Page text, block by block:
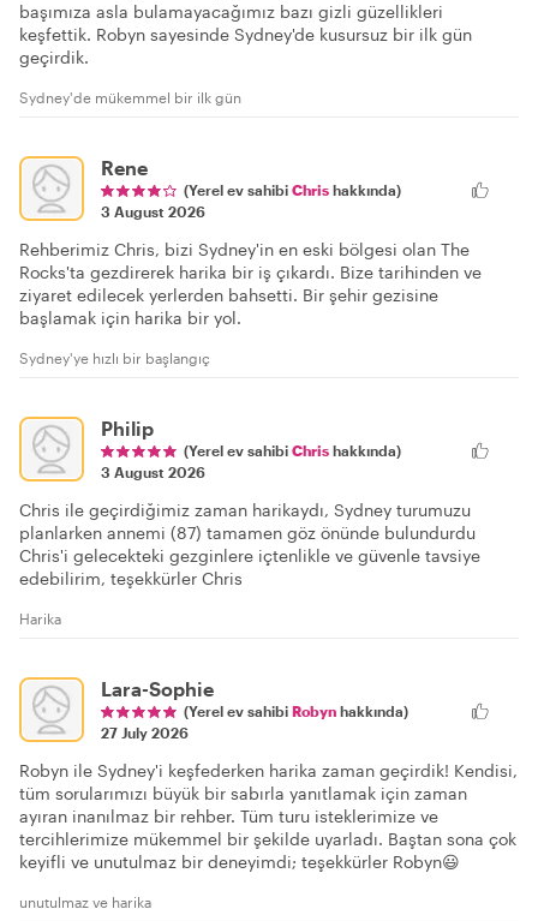
başımıza asla bulamayacağımız bazı gizli güzellikleri
keşfettik. Robyn sayesinde Sydney'de kusursuz bir ilk gün
geçirdik.
Sydney'de mükemmel bir ilk gün
Rene
(Yerel ev sahibi Chris hakkında)
3 August 2026
Rehberimiz Chris, bizi Sydney'in en eski bölgesi olan The
Rocks'ta gezdirerek harika bir iş çıkardı. Bize tarihinden ve
ziyaret edilecek yerlerden bahsetti. Bir şehir gezisine
başlamak için harika bir yol.
Sydney'ye hızlı bir başlangıç
Philip
(Yerel ev sahibi Chris hakkında)
3 August 2026
Chris ile geçirdiğimiz zaman harikaydı, Sydney turumuzu
planlarken annemi (87) tamamen göz önünde bulundurdu
Chris'i gelecekteki gezginlere içtenlikle ve güvenle tavsiye
edebilirim, teşekkürler Chris
Harika
Lara-Sophie
(Yerel ev sahibi Robyn hakkında)
27 July 2026
Robyn ile Sydney'i keşfederken harika zaman geçirdik! Kendisi,
tüm sorularımızı büyük bir sabırla yanıtlamak için zaman
ayıran inanılmaz bir rehber. Tüm turu isteklerimize ve
tercihlerimize mükemmel bir şekilde uyarladı. Baştan sona çok
keyifli ve unutulmaz bir deneyimdi; teşekkürler Robyn😃
unutulmaz ve harika